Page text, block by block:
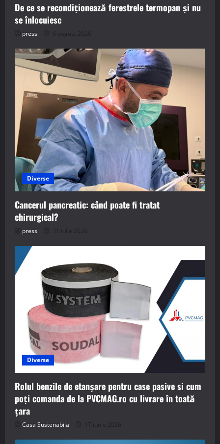
De ce se recondiționează ferestrele termopan și nu
se înlocuiesc
press 6 august 2026
Diverse
Cancerul pancreatic: când poate fi tratat
chirurgical?
press 31 iulie 2026
Diverse
Rolul benzile de etanșare pentru case pasive si cum
poți comanda de la PVCMAG.ro cu livrare în toată
țara
Casa Sustenabila 17 iunie 2026